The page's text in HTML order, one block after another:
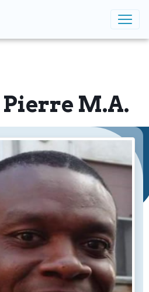
M.A.